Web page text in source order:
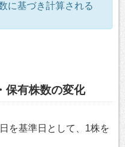
に基づき計算される
保有株数の変化
を基準日として、1株を